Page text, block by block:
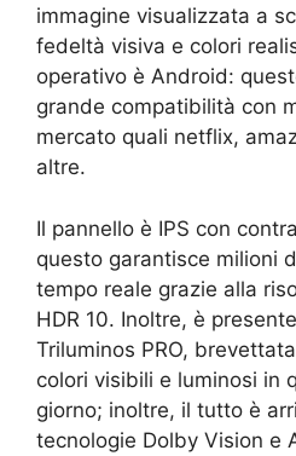
immagine visualizzata a
fedeltà visiva e colori
operativo è Android:
grande compatibilità con
mercato quali netflix,
altre.
Il pannello è IPS con
questo garantisce milioni
tempo reale grazie alla
HDR 10. Inoltre, è
Triluminos PRO,
colori visibili e luminosi in
giorno; inoltre, il tutto è
tecnologie Dolby Vision e